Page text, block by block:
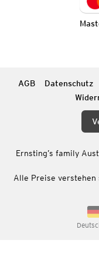
AGB Datenschutz
Ernsting’s family
Alle Preise